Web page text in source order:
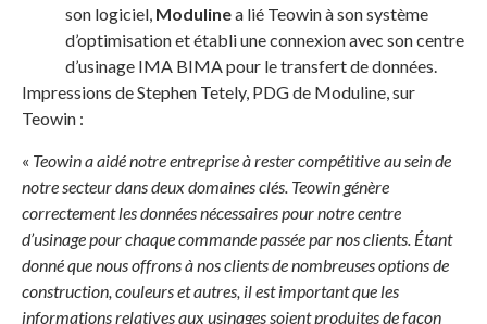
son logiciel, Modulinea lié Teowin à son système
d’optimisation et établi une connexion avec son centre
d’usinage IMA BIMA pour le transfert de données.
Impressions de Stephen Tetely, PDG de Moduline, sur
Teowin :
« Teowin a aidé notre entreprise à rester compétitive au sein de
notre secteur dans deux domaines clés. Teowin génère
correctement les données nécessaires pour notre centre
d’usinage pour chaque commande passée par nos clients. Étant
donné que nous offrons à nos clients de nombreuses options de
construction, couleurs et autres, il est important que les
informations relatives aux usinages soient produites de façon